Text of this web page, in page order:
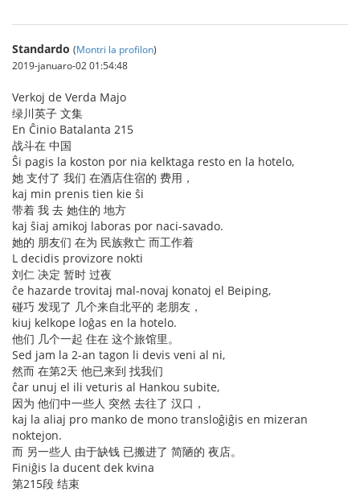
Standardo (Montri la profilon)
2019-januaro-02 01:54:48
Verkoj de Verda Majo
绿川英子 文集
En Ĉinio Batalanta 215
战斗在 中国
Ŝi pagis la koston por nia kelktaga resto en la hotelo,
她 支付了 我们 在酒店住宿的 费用，
kaj min prenis tien kie ŝi
带着 我 去 她住的 地方
kaj ŝiaj amikoj laboras por naci-savado.
她的 朋友们 在为 民族救亡 而工作着
L decidis provizore nokti
刘仁 决定 暂时 过夜
ĉe hazarde trovitaj mal-novaj konatoj el Beiping,
碰巧 发现了 几个来自北平的 老朋友，
kiuj kelkope loĝas en la hotelo.
他们 几个一起 住在 这个旅馆里。
Sed jam la 2-an tagon li devis veni al ni,
然而 在第2天 他已来到 找我们
ĉar unuj el ili veturis al Hankou subite,
因为 他们中一些人 突然 去往了 汉口，
kaj la aliaj pro manko de mono transloĝiĝis en mizeran
noktejon.
而 另一些人 由于缺钱 已搬进了 简陋的 夜店。
Finiĝis la ducent dek kvina
第215段 结束